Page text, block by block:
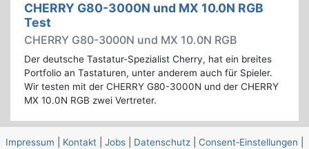
CHERRY G80-3000N und MX 10.0N RGB
Test
CHERRY G80-3000N und MX 10.0N RGB
Der deutsche Tastatur-Spezialist Cherry, hat ein breites
Portfolio an Tastaturen, unter anderem auch für Spieler.
Wir testen mit der CHERRY G80-3000N und der CHERRY
MX 10.0N RGB zwei Vertreter.
Impressum Kontakt Jobs Datenschutz Consent‑Einstellungen